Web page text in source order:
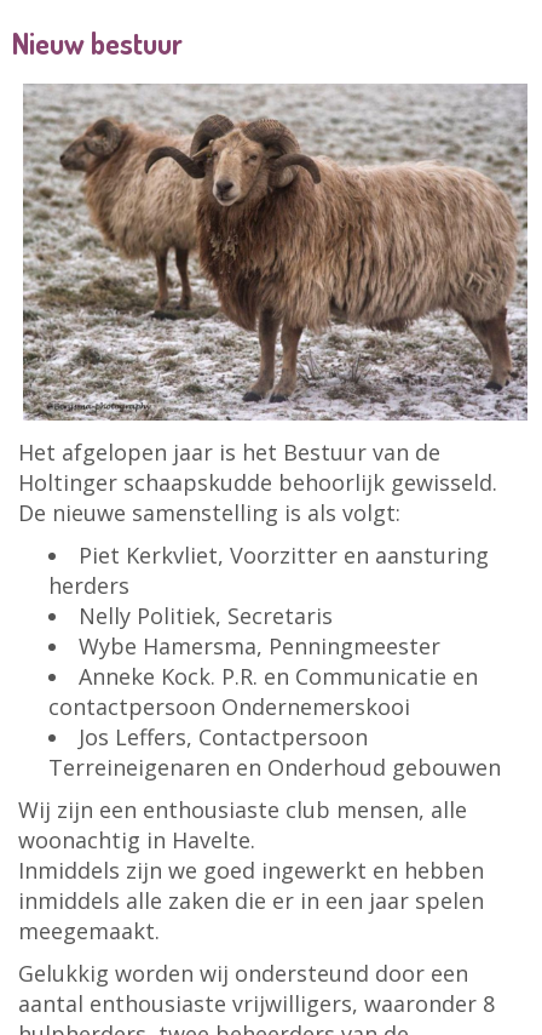
Nieuw bestuur
Het afgelopen jaar is het Bestuur van de
Holtinger schaapskudde behoorlijk gewisseld.
De nieuwe samenstelling is als volgt:
Piet Kerkvliet, Voorzitter en aansturing
herders
Nelly Politiek, Secretaris
Wybe Hamersma, Penningmeester
Anneke Kock. P.R. en Communicatie en
contactpersoon Ondernemerskooi
Jos Leffers, Contactpersoon
Terreineigenaren en Onderhoud gebouwen
Wij zijn een enthousiaste club mensen, alle
woonachtig in Havelte.
Inmiddels zijn we goed ingewerkt en hebben
inmiddels alle zaken die er in een jaar spelen
meegemaakt.
Gelukkig worden wij ondersteund door een
aantal enthousiaste vrijwilligers, waaronder 8